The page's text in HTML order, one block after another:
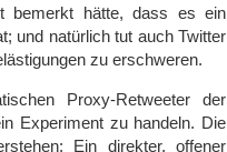
bemerkt hätte, dass es ein
und natürlich tut auch Twitter
zu erschweren.
Proxy-Retweeter der
Experiment zu handeln. Die
Ein direkter, offener